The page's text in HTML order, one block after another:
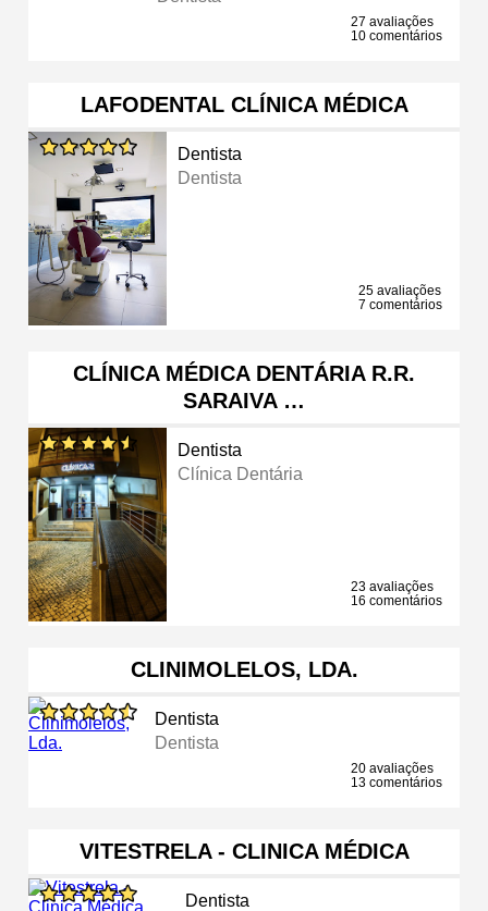
27 avaliações
10 comentários
LAFODENTAL CLÍNICA MÉDICA
Dentista
Dentista
25 avaliações
7 comentários
CLÍNICA MÉDICA DENTÁRIA R.R.
SARAIVA …
Dentista
Clínica Dentária
23 avaliações
16 comentários
CLINIMOLELOS, LDA.
Dentista
Dentista
20 avaliações
13 comentários
VITESTRELA - CLINICA MÉDICA
Dentista